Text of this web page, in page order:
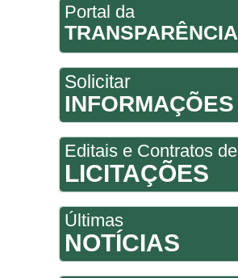
Portal da
TRANSPARÊNCIA
Solicitar
INFORMAÇÕES
Editais e Contratos de
LICITAÇÕES
Últimas
NOTÍCIAS